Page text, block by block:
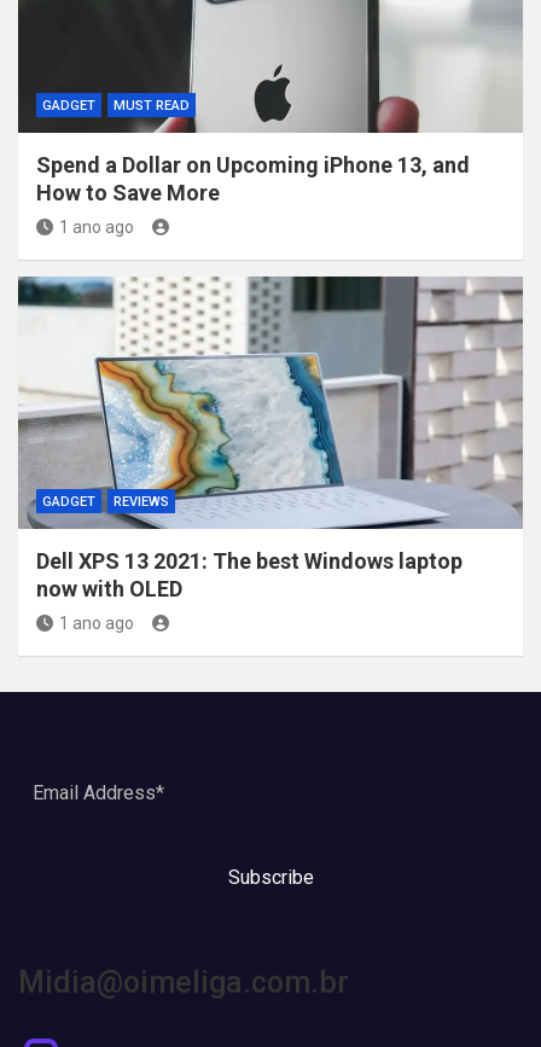
GADGET MUST READ
Spend a Dollar on Upcoming iPhone 13, and
How to Save More
1 ano ago
GADGET REVIEWS
Dell XPS 13 2021: The best Windows laptop
now with OLED
1 ano ago
Subscribe
Midia@oimeliga.com.br